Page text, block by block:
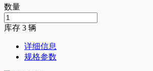
数量
库存 3 辆
详细信息
规格参数